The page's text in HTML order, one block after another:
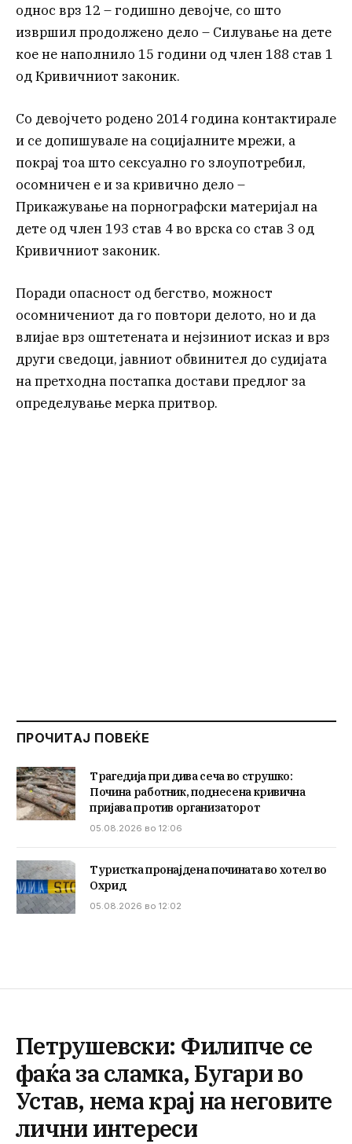
однос врз 12 – годишно девојче, со што
извршил продолжено дело – Силување на дете
кое не наполнило 15 години од член 188 став 1
од Кривичниот законик.
Со девојчето родено 2014 година контактирале
и се допишувале на социјалните мрежи, а
покрај тоа што сексуално го злоупотребил,
осомничен е и за кривично дело –
Прикажување на порнографски материјал на
дете од член 193 став 4 во врска со став 3 од
Кривичниот законик.
Поради опасност од бегство, можност
осомничениот да го повтори делото, но и да
влијае врз оштетената и нејзиниот исказ и врз
други сведоци, јавниот обвинител до судијата
на претходна постапка достави предлог за
определување мерка притвор.
ПРОЧИТАЈ ПОВЕЌЕ
Трагедија при дива сеча во струшко:
Почина работник, поднесена кривична
пријава против организаторот
05.08.2026 во 12:06
Туристка пронајдена почината во хотел во
Охрид
05.08.2026 во 12:02
Петрушевски: Филипче се
фаќа за сламка, Бугари во
Устав, нема крај на неговите
лични интереси